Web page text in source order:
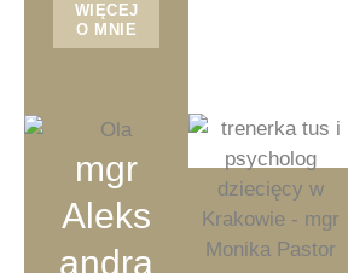
WIĘCEJ
O MNIE
mgr
Aleks
andra